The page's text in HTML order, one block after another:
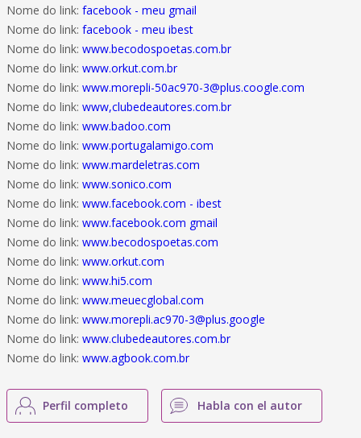
Nome do link: facebook - meu gmail
Nome do link: facebook - meu ibest
Nome do link: www.becodospoetas.com.br
Nome do link: www.orkut.com.br
Nome do link: www.morepli-50ac970-3@plus.coogle.com
Nome do link: www,clubedeautores.com.br
Nome do link: www.badoo.com
Nome do link: www.portugalamigo.com
Nome do link: www.mardeletras.com
Nome do link: www.sonico.com
Nome do link: www.facebook.com - ibest
Nome do link: www.facebook.com gmail
Nome do link: www.becodospoetas.com
Nome do link: www.orkut.com
Nome do link: www.hi5.com
Nome do link: www.meuecglobal.com
Nome do link: www.morepli.ac970-3@plus.google
Nome do link: www.clubedeautores.com.br
Nome do link: www.agbook.com.br
Perfil completo Habla con el autor